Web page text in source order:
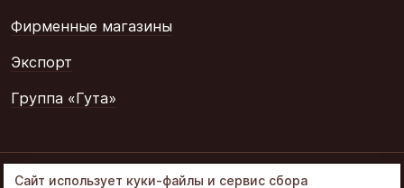
Фирменные магазины
Экспорт
Группа «Гута»
© 2002–2026
Сайт использует куки-файлы и сервис сбора